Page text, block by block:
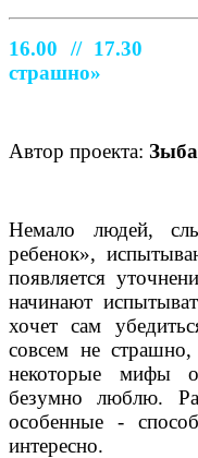
16.00 // 17.30
страшно»
Автор проекта:
Немало людей,
ребенок»,
появляется
начинают
хочет сам
совсем не
некоторые мифы
безумно люблю.
особенные -
интересно.